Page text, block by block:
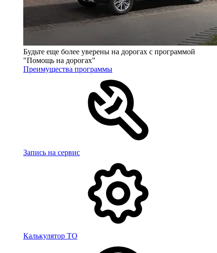
Будьте еще более уверены на дорогах с программой
"Помощь на дорогах"
Преимущества программы
Запись на сервис
Калькулятор ТО